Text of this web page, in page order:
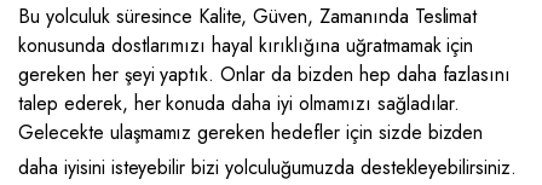
Bu yolculuk süresince Kalite, Güven, Zamanında Teslimat
konusunda dostlarımızı hayal kırıklığına uğratmamak için
gereken her şeyi yaptık. Onlar da bizden hep daha fazlasını
talep ederek, her konuda daha iyi olmamızı sağladılar.
Gelecekte ulaşmamız gereken hedefler için sizde bizden
daha iyisini isteyebilir bizi yolculuğumuzda destekleyebilirsiniz.